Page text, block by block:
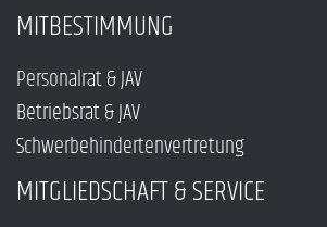
MITBESTIMMUNG
Personalrat & JAV
Betriebsrat & JAV
Schwerbehindertenvertretung
MITGLIEDSCHAFT & SERVICE